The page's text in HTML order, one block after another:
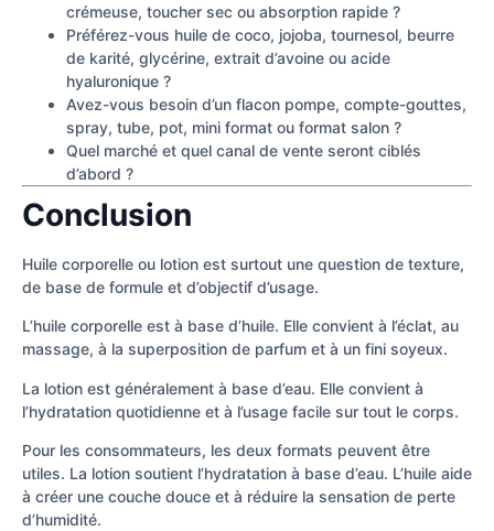
crémeuse, toucher sec ou absorption rapide ?
Préférez-vous huile de coco, jojoba, tournesol, beurre
de karité, glycérine, extrait d’avoine ou acide
hyaluronique ?
Avez-vous besoin d’un flacon pompe, compte-gouttes,
spray, tube, pot, mini format ou format salon ?
Quel marché et quel canal de vente seront ciblés
d’abord ?
Conclusion
Huile corporelle ou lotion est surtout une question de texture,
de base de formule et d’objectif d’usage.
L’huile corporelle est à base d’huile. Elle convient à l’éclat, au
massage, à la superposition de parfum et à un fini soyeux.
La lotion est généralement à base d’eau. Elle convient à
l’hydratation quotidienne et à l’usage facile sur tout le corps.
Pour les consommateurs, les deux formats peuvent être
utiles. La lotion soutient l’hydratation à base d’eau. L’huile aide
à créer une couche douce et à réduire la sensation de perte
d’humidité.